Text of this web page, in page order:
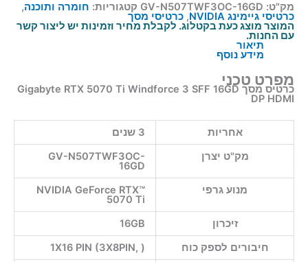
מק"ט: GV-N507TWF3OC-16GD קטגוריות: חומרה ותוכנה,
כרטיסי גיימינג NVIDIA , כרטיסי מסך
המוצר מוצג כעת בקטלוג. לקבלת מחיר וזמינות יש ליצור קשר
עם החנות.
תיאור
מידע נוסף
מפרט טכני
כרטיס מסך Gigabyte RTX 5070 Ti Windforce 3 SFF 16GD
DP HDMI
אחריות
3 שנים
מק"ט יצרן
GV-N507TWF3OC-
16GD
מנוע גרפי
NVIDIA GeForce RTX™
5070 Ti
זיכרון
16GB
חיבורים לספק כוח
1X16 PIN (3X8PIN, )